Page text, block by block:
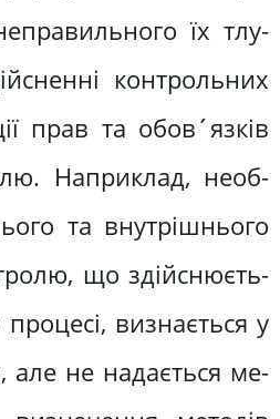
їх тлу­
контрольних
прав та обов´язків
Наприклад, необ­
та внутрішнього
що здійснюєть­
визнається у
але не надається ме­